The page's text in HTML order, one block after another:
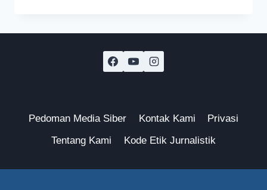
DIPUJI
MENTERI
Pedoman Media Siber Kontak Kami
Privasi
Tentang Kami
Kode Etik Jurnalistik